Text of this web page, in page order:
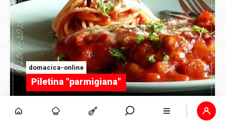
domacica-online
Piletina "parmigiana"